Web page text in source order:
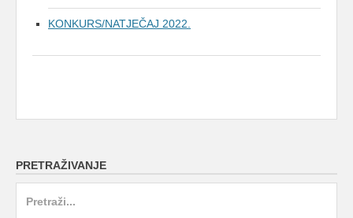
KONKURS/NATJEČAJ 2022.
PRETRAŽIVANJE